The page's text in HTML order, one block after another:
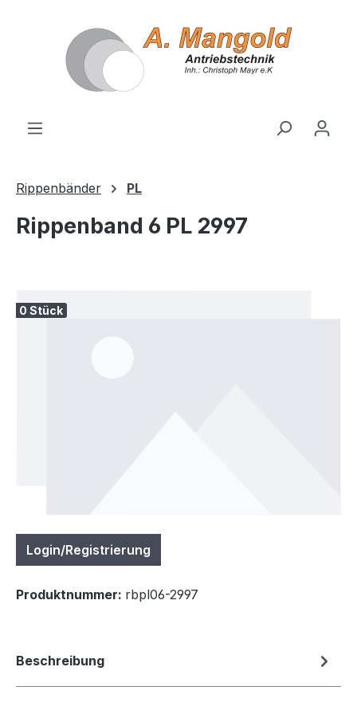
Rippenbänder PL
Rippenband 6 PL 2997
0 Stück
Login/Registrierung
Produktnummer: rbpl06-2997
Beschreibung